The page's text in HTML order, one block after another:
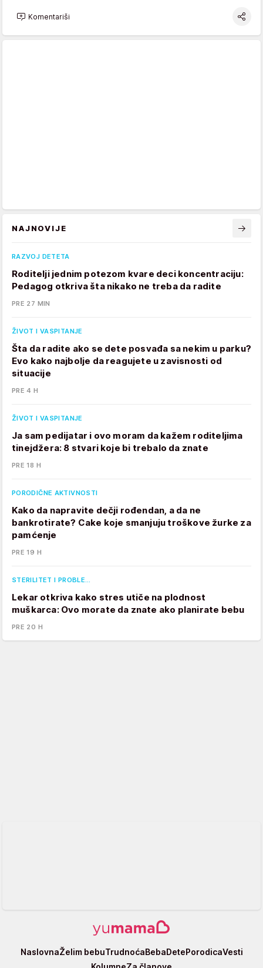
Komentariši
NAJNOVIJE
RAZVOJ DETETA
Roditelji jednim potezom kvare deci koncentraciju:
Pedagog otkriva šta nikako ne treba da radite
PRE 27 MIN
ŽIVOT I VASPITANJE
Šta da radite ako se dete posvađa sa nekim u parku?
Evo kako najbolje da reagujete u zavisnosti od
situacije
PRE 4 H
ŽIVOT I VASPITANJE
Ja sam pedijatar i ovo moram da kažem roditeljima
tinejdžera: 8 stvari koje bi trebalo da znate
PRE 18 H
PORODIČNE AKTIVNOSTI
Kako da napravite dečji rođendan, a da ne
bankrotirate? Cake koje smanjuju troškove žurke za
pamćenje
PRE 19 H
STERILITET I PROBLE…
Lekar otkriva kako stres utiče na plodnost
muškarca: Ovo morate da znate ako planirate bebu
PRE 20 H
Yumama
NaslovnaŽelim bebuTrudnoćaBebaDetePorodicaVesti